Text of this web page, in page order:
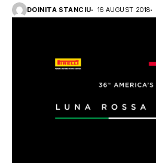
DOINITA STANCIU 16 AUGUST 2018